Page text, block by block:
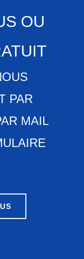
OU
PAR
MAIL